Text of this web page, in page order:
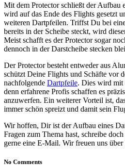
Mit dem Protector schließt der Aufbau
wird auf das Ende des Flights gesetzt
weiteren Dartpfeilen. Triffst Du bei
bereits in der Scheibe steckt, wird
Meist schafft es der Protector sogar
dennoch in der Darstcheibe stecken
Der Protector besteht entweder aus
schützt Deine Flights und Schäfte vor
nachfolgende Dartpfeile. Dies wird mit
denn erfahrene Profis schaffen es
anzuwerfen. Ein weiterer Vorteil ist,
immer schön spreizt und damit sein
Wir hoffen, Dir ist der Aufbau eines
Fragen zum Thema hast, schreibe
gerne eine E-Mail. Wir freuen uns
No Comments